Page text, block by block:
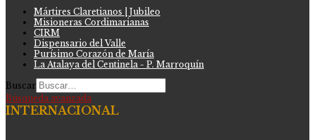
Mártires Claretianos | Jubileo
Misioneras Cordimarianas
CIRM
Dispensario del Valle
Purísimo Corazón de María
La Atalaya del Centinela - P. Marroquín
Buscar
Búsqueda avanzada
INTERNACIONAL